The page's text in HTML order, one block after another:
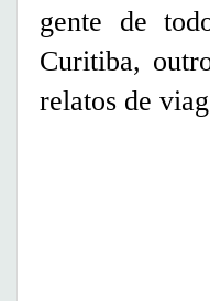
gente de
Curitiba,
relatos de